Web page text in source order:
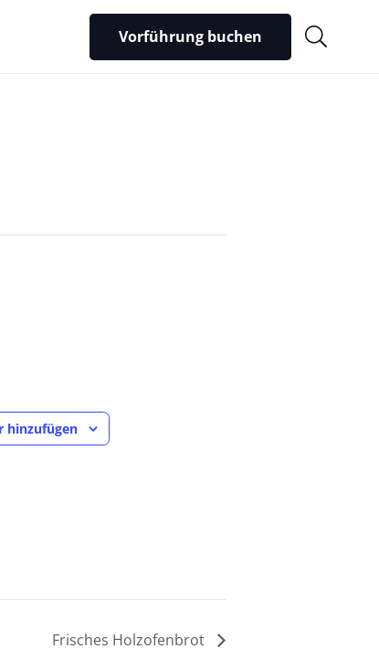
Vorführung buchen
hinzufügen
Frisches Holzofenbrot